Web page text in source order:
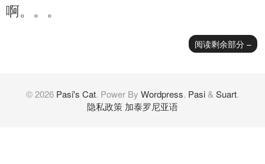
啊。。。
阅读剩余部分 –
© 2026 Pasi's Cat. Power By Wordpress. Pasi & Suart.
隐私政策 加泰罗尼亚语